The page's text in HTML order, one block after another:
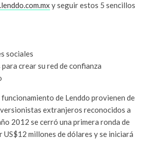
y seguir estos 5 sencillos
sociales
crear su red de confianza
de Lenddo provienen de
extranjeros reconocidos a
2012 se cerró una primera ronda de
US$12 millones de dólares y se iniciará